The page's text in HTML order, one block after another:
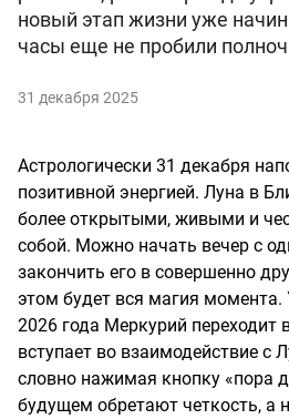
новый этап жизни уже
часы еще не пробили
31 декабря 2025
Астрологически 31 декабря
позитивной энергией. Луна в
более открытыми, живыми и
собой. Можно начать вечер с
закончить его в совершенно
этом будет вся магия
2026 года Меркурий переходит
вступает во взаимодействие с
словно нажимая кнопку «пора
будущем обретают четкость, а